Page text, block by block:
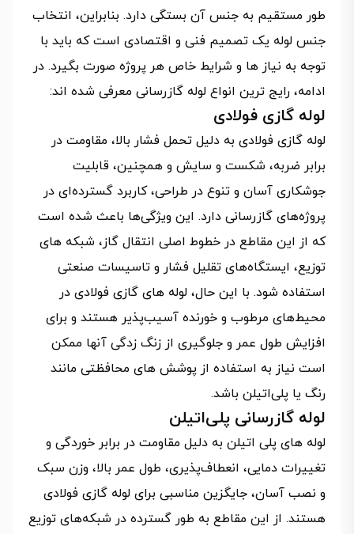
طور مستقیم به جنس آن بستگی دارد. بنابراین، انتخاب
جنس لوله یک تصمیم فنی و اقتصادی است که باید با
توجه به نیاز ها و شرایط خاص هر پروژه صورت بگیرد. در
ادامه، رایج ترین انواع لوله گازرسانی معرفی شده اند:
لوله گازی فولادی
لوله گازی فولادی به دلیل تحمل فشار بالا، مقاومت در
برابر ضربه، شکست و سایش و همچنین، قابلیت
جوشکاری آسان و تنوع در طراحی، کاربرد گسترده‌ای در
پروژه‌های گازرسانی دارد. این ویژگی‌ها باعث شده است
که از این مقاطع در خطوط اصلی انتقال گاز، شبکه‌ های
توزیع، ایستگاه‌های تقلیل فشار و تاسیسات صنعتی
استفاده شود. با این حال، لوله‌ های گازی فولادی در
محیط‌های مرطوب و خورنده آسیب‌پذیر هستند و برای
افزایش طول عمر و جلوگیری از زنگ زدگی آنها ممکن
است نیاز به استفاده از پوشش‌ های محافظتی مانند
رنگ یا پلی‌اتیلن باشد.
لوله گازرسانی پلی‌اتیلن
لوله‌ های پلی اتیلن به دلیل مقاومت در برابر خوردگی و
تغییرات دمایی، انعطاف‌پذیری، طول عمر بالا، وزن سبک
و نصب آسان، جایگزین مناسبی برای لوله گازی فولادی
هستند. از این مقاطع به طور گسترده در شبکه‌های توزیع